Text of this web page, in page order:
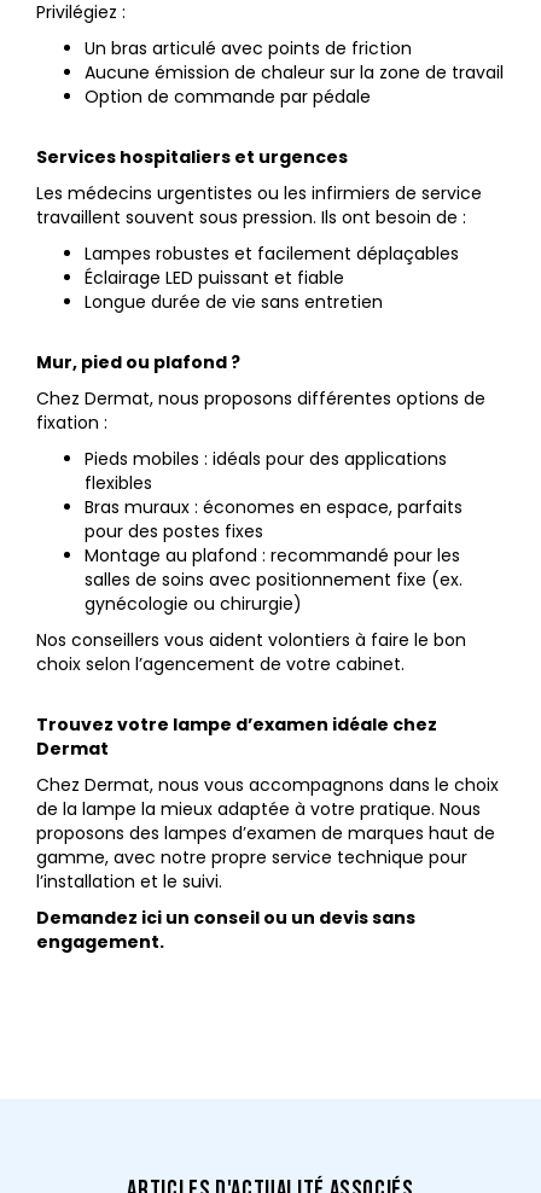
Privilégiez :
Un bras articulé avec points de friction
Aucune émission de chaleur sur la zone de travail
Option de commande par pédale
Services hospitaliers et urgences
Les médecins urgentistes ou les infirmiers de service
travaillent souvent sous pression. Ils ont besoin de :
Lampes robustes et facilement déplaçables
Éclairage LED puissant et fiable
Longue durée de vie sans entretien
Mur, pied ou plafond ?
Chez Dermat, nous proposons différentes options de
fixation :
Pieds mobiles : idéals pour des applications
flexibles
Bras muraux : économes en espace, parfaits
pour des postes fixes
Montage au plafond : recommandé pour les
salles de soins avec positionnement fixe (ex.
gynécologie ou chirurgie)
Nos conseillers vous aident volontiers à faire le bon
choix selon l’agencement de votre cabinet.
Trouvez votre lampe d’examen idéale chez
Dermat
Chez Dermat, nous vous accompagnons dans le choix
de la lampe la mieux adaptée à votre pratique. Nous
proposons des lampes d’examen de marques haut de
gamme, avec notre propre service technique pour
l’installation et le suivi.
Demandez ici un conseil ou un devis sans
engagement.